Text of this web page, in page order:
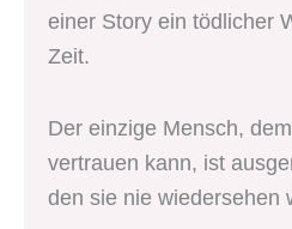
einer Story ein tödlicher
Zeit.
Der einzige Mensch,
vertrauen kann, ist
den sie nie wiedersehen